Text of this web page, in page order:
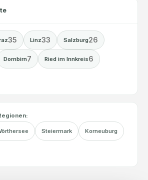
35 Linz33 Salzburg26
Dornbirn7 Ried im Innkreis6
Steiermark Korneuburg